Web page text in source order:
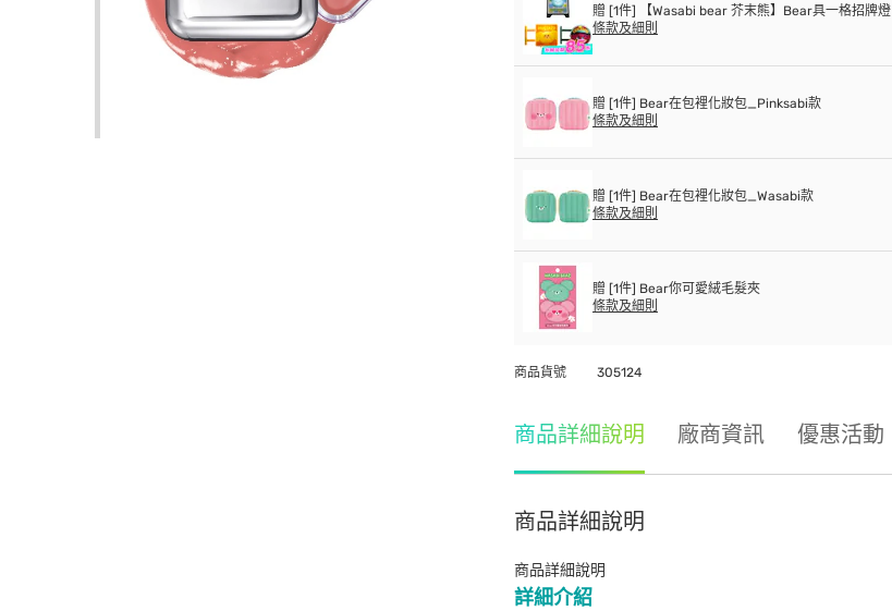
贈 [1件] 【Wasabi bear 芥末熊】Bear具一格招牌燈
條款及細則
贈 [1件] Bear在包裡化妝包_Pinksabi款
條款及細則
贈 [1件] Bear在包裡化妝包_Wasabi款
條款及細則
贈 [1件] Bear你可愛絨毛髮夾
條款及細則
商品貨號 305124
商品詳細說明 廠商資訊 優惠活動
商品詳細說明
商品詳細說明
詳細介紹